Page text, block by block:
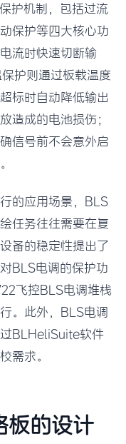
护机制，包括过流
保护等四大核心功
流时快速切断输
护则通过板载温度
标时自动降低输出
造成的电池损伤；
信号前不会意外启
的应用场景，BLS
任务往往需要在复
备的稳定性提出了
BLS电调的保护功
飞控BLS电调堆栈
。此外，BLS电调
BLHeliSuite软件
需求。
板的设计